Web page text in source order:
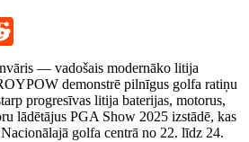
— vadošais modernāko litija
demonstrē pilnīgus golfa ratiņu
progresīvas litija baterijas, motorus,
lādētājus PGA Show 2025 izstādē, kas
golfa centrā no 22. līdz 24.